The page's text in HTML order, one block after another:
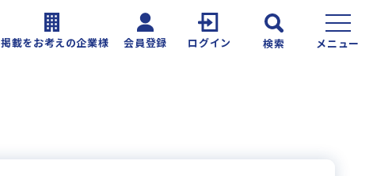
掲載をお考えの企業様 会員登録 ログイン 検索 メニュー